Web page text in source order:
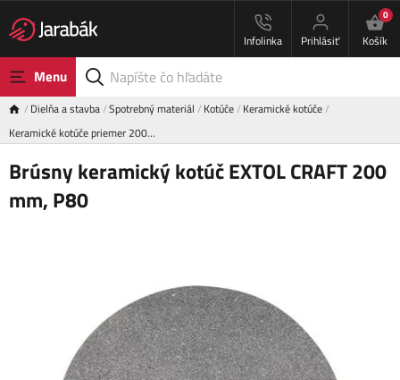
Infolinka Prihlásiť
0
Košík
Menu
Dielňa a stavba Spotrebný materiál Kotúče Keramické kotúče
Keramické kotúče priemer 200…
Brúsny keramický kotúč EXTOL CRAFT 200
mm, P80